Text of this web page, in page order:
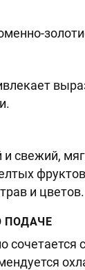
свежий,
и цветов.
ПОДАЧЕ